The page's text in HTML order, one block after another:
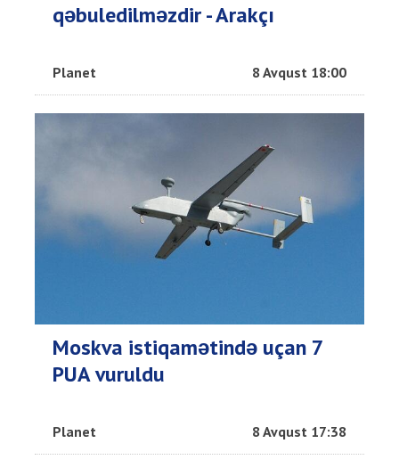
qəbuledilməzdir - Arakçı
Planet 8 Avqust 18:00
Moskva istiqamətində uçan 7
PUA vuruldu
Planet 8 Avqust 17:38